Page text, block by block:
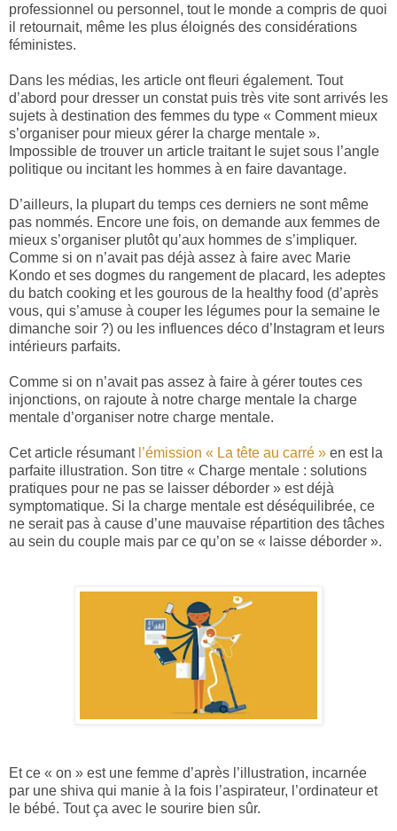
professionnel ou personnel, tout le monde a compris de quoi
il retournait, même les plus éloignés des considérations
féministes.
Dans les médias, les article ont fleuri également. Tout
d’abord pour dresser un constat puis très vite sont arrivés les
sujets à destination des femmes du type « Comment mieux
s’organiser pour mieux gérer la charge mentale ».
Impossible de trouver un article traitant le sujet sous l’angle
politique ou incitant les hommes à en faire davantage.
D’ailleurs, la plupart du temps ces derniers ne sont même
pas nommés. Encore une fois, on demande aux femmes de
mieux s’organiser plutôt qu’aux hommes de s’impliquer.
Comme si on n’avait pas déjà assez à faire avec Marie
Kondo et ses dogmes du rangement de placard, les adeptes
du batch cooking et les gourous de la healthy food (d’après
vous, qui s’amuse à couper les légumes pour la semaine le
dimanche soir ?) ou les influences déco d’Instagram et leurs
intérieurs parfaits.
Comme si on n’avait pas assez à faire à gérer toutes ces
injonctions, on rajoute à notre charge mentale la charge
mentale d’organiser notre charge mentale.
Cet article résumant l’émission « La tête au carré » en est la
parfaite illustration. Son titre « Charge mentale : solutions
pratiques pour ne pas se laisser déborder » est déjà
symptomatique. Si la charge mentale est déséquilibrée, ce
ne serait pas à cause d’une mauvaise répartition des tâches
au sein du couple mais par ce qu’on se « laisse déborder ».
Et ce « on » est une femme d’après l’illustration, incarnée
par une shiva qui manie à la fois l’aspirateur, l’ordinateur et
le bébé. Tout ça avec le sourire bien sûr.